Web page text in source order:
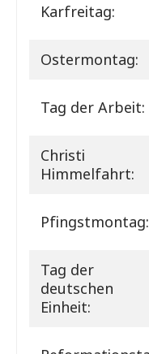
Karfreitag:
Ostermontag:
Tag der Arbeit:
Christi
Himmelfahrt:
Pfingstmontag:
Tag der
deutschen
Einheit: